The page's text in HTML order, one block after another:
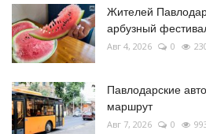
Жителей
арбузный
Авг 4, 2026 0
Павлодарские
маршрут
Авг 7, 2026 0